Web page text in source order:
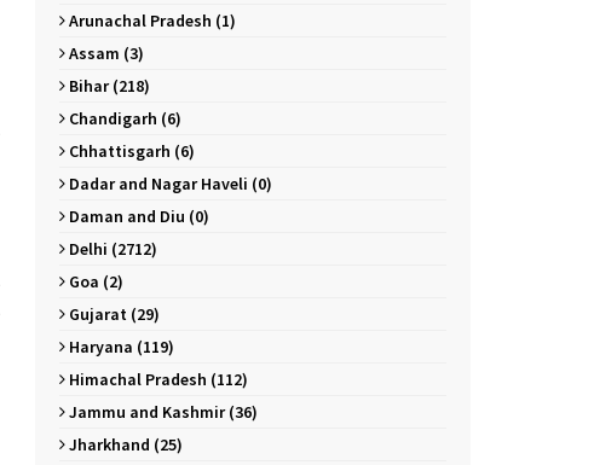
Arunachal Pradesh (1)
Assam (3)
Bihar (218)
Chandigarh (6)
Chhattisgarh (6)
Dadar and Nagar Haveli (0)
Daman and Diu (0)
Delhi (2712)
Goa (2)
Gujarat (29)
Haryana (119)
Himachal Pradesh (112)
Jammu and Kashmir (36)
Jharkhand (25)